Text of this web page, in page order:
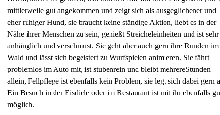
mittlerweile gut angekommen und zeigt sich als ausgeglichener und
eher ruhiger Hund, sie braucht keine ständige Aktion, liebt es in der
Nähe ihrer Menschen zu sein, genießt Streicheleinheiten und ist sehr
anhänglich und verschmust. Sie geht aber auch gern ihre Runden im
Wald und lässt sich begeistert zu Wurfspielen animieren. Sie fährt
problemlos im Auto mit, ist stubenrein und bleibt mehrereStunden
allein, Fellpflege ist ebenfalls kein Problem, sie legt sich dabei gern
Ein Besuch in der Eisdiele oder im Restaurant ist mit ihr ebenfalls
möglich.